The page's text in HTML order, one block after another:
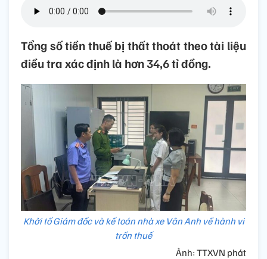
Tổng số tiền thuế bị thất thoát theo tài liệu
điều tra xác định là hơn 34,6 tỉ đồng.
Khởi tố Giám đốc và kế toán nhà xe Vân Anh về hành vi
trốn thuế
Ảnh: TTXVN phát